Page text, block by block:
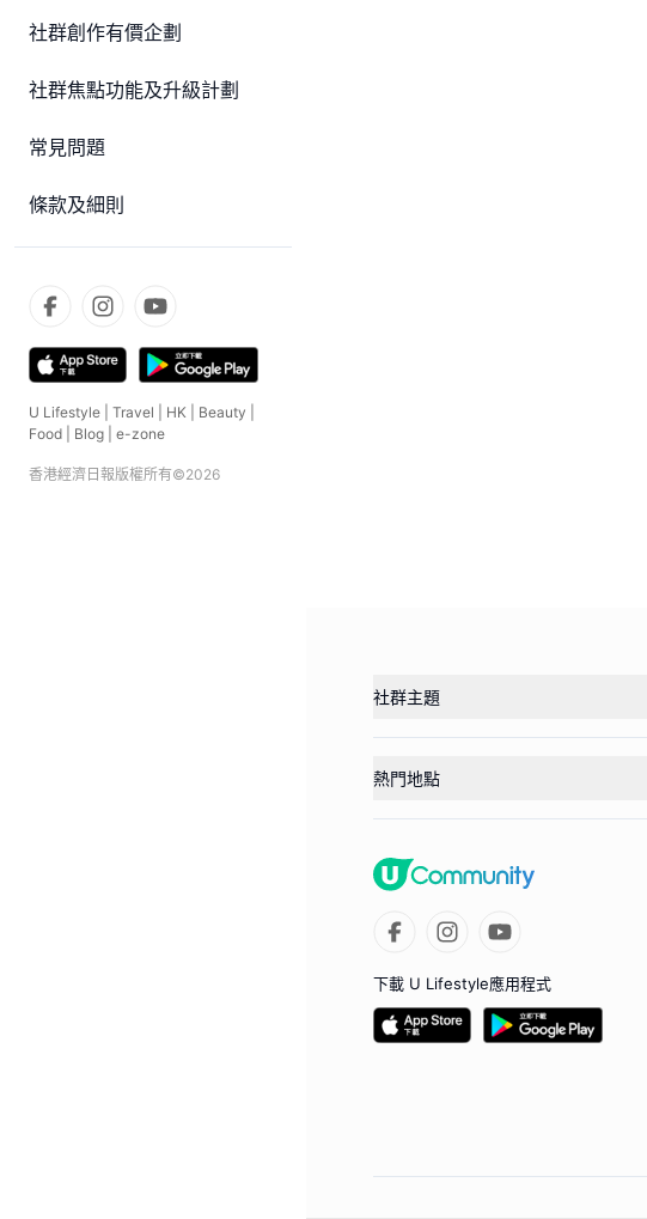
社群創作有價企劃
社群焦點功能及升級計劃
常見問題
條款及細則
U Lifestyle Travel HK Beauty
Food
Blog e-zone
香港經濟日報版權所有©2026
社群主題
熱門地點
下載 U Lifestyle應用程式